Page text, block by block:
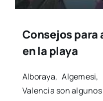
Consejos para
en la playa
Albo­ra­ya,
Valen­cia son